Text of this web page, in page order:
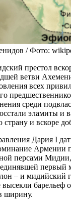
/ Фото:
престол
ветви
всех
среди
эламиты и
страну и вскоре
Дария I
Армении
персами
первый
– и мидийский
высекли барельеф
ширину.